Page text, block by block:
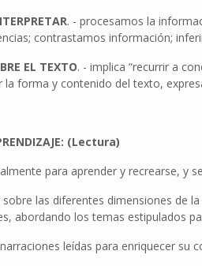
. - procesamos la
contrastamos información;
EL TEXTO. - implica “recurrir a
la forma y contenido del texto,
(Lectura)
para aprender y recrearse, y
las diferentes dimensiones de
abordando los temas estipulados
leídas para enriquecer su